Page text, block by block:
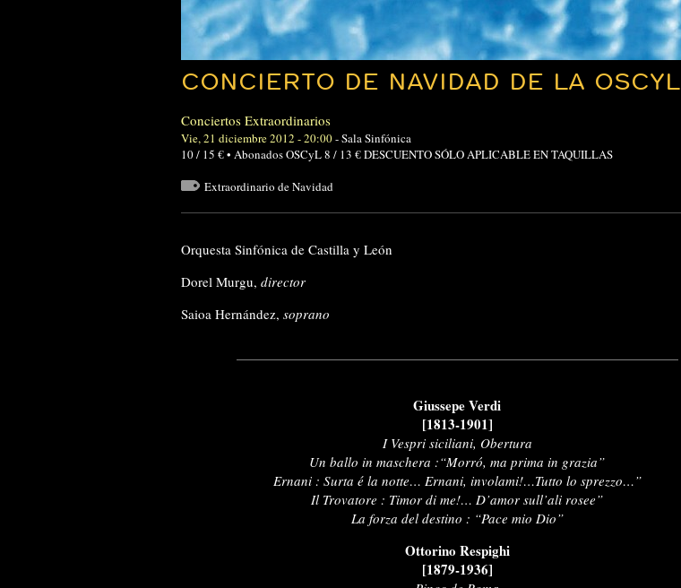
CONCIERTO DE NAVIDAD DE LA OSCYL
Conciertos Extraordinarios
Vie, 21 diciembre 2012 - 20:00-Sala Sinfónica
10 / 15 € • Abonados OSCyL 8 / 13 € DESCUENTO SÓLO APLICABLE EN TAQUILLAS
Extraordinario de Navidad
Orquesta Sinfónica de Castilla y León
Dorel Murgu, director
Saioa Hernández, soprano
Giussepe Verdi
[1813-1901]
I Vespri siciliani, Obertura
Un ballo in maschera :“Morró, ma prima in grazia”
Ernani : Surta é la notte… Ernani, involami!…Tutto lo sprezzo…”
Il Trovatore : Timor di me!… D’amor sull’ali rosee”
La forza del destino : “Pace mio Dio”
Ottorino Respighi
[1879-1936]